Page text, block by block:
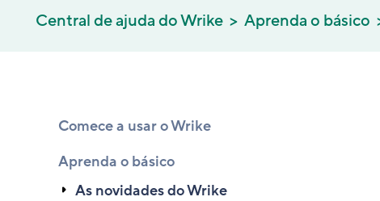
Central de ajuda do Wrike Aprenda o básico
Comece a usar o Wrike
Aprenda o básico
As novidades do Wrike